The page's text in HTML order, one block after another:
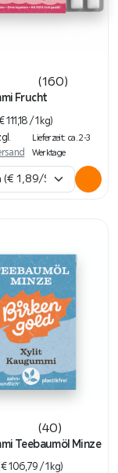
(160)
Frucht
111,18 / 1 kg)
Lieferzeit: ca. 2-3
Werktage
(40)
Teebaumöl Minze
€106,79 / 1 kg)